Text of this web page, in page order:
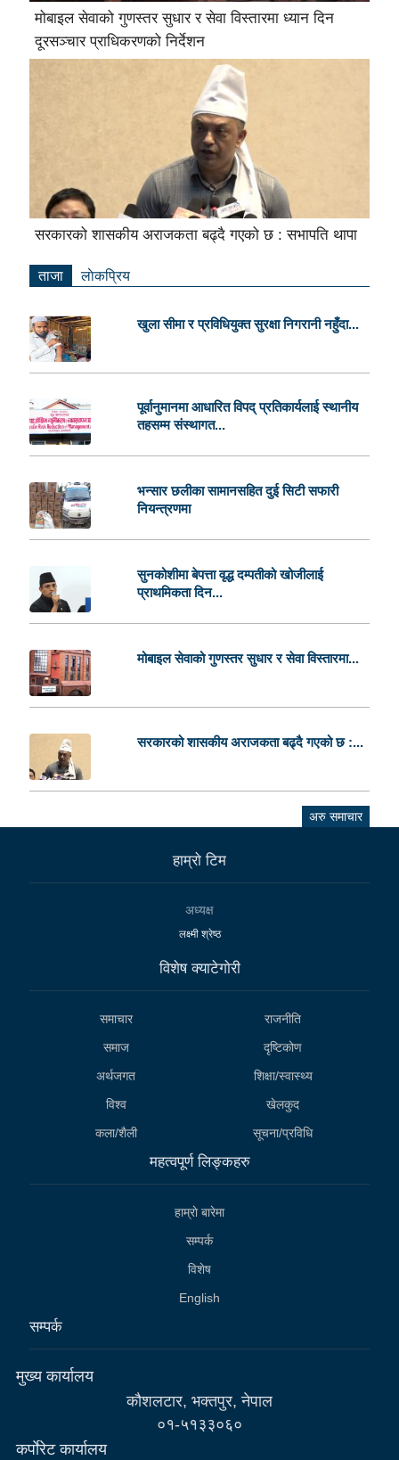
मोबाइल सेवाको गुणस्तर सुधार र सेवा विस्तारमा ध्यान दिन
दूरसञ्चार प्राधिकरणको निर्देशन
सरकारको शासकीय अराजकता बढ्दै गएको छ : सभापति थापा
ताजा लाेकप्रिय
खुला सीमा र प्रविधियुक्त सुरक्षा निगरानी नहुँदा...
पूर्वानुमानमा आधारित विपद् प्रतिकार्यलाई स्थानीय
तहसम्म संस्थागत...
भन्सार छलीका सामानसहित दुई सिटी सफारी
नियन्त्रणमा
सुनकोशीमा बेपत्ता वृद्ध दम्पतीको खोजीलाई
प्राथमिकता दिन...
मोबाइल सेवाको गुणस्तर सुधार र सेवा विस्तारमा...
सरकारको शासकीय अराजकता बढ्दै गएको छ :...
अरु समाचार
हाम्राे टिम
अध्यक्ष
लक्ष्मी श्रेष्ठ
विशेष क्याटेगाेरी
समाचार
राजनीति
समाज
दृष्टिकोण
अर्थजगत
शिक्षा/स्वास्थ्य
विश्व
खेलकुद
कला/शैली
सूचना/प्रविधि
महत्वपूर्ण लिङ्कहरु
हाम्राे बारेमा
सम्पर्क
विशेष
English
सम्पर्क
मुख्य कार्यालय
कौशलटार, भक्तपुर, नेपाल
०१-५१३३०६०
कर्पाेरेट कार्यालय